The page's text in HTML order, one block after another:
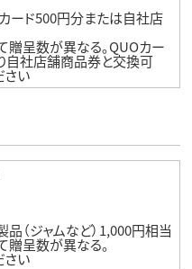
ード500円分または自社店
贈呈数が異なる。QUOカー
自社店舗商品券と交換可
さい
（ジャムなど）1,000円相当
贈呈数が異なる。
さい